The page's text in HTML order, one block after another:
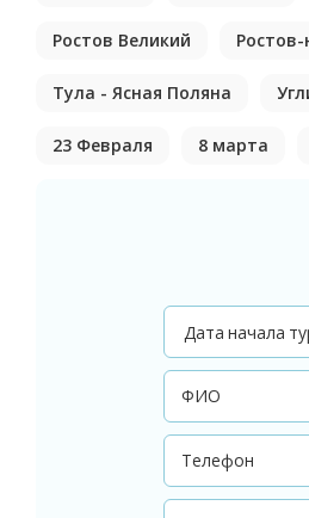
Ростов Великий
Тула - Ясная Поляна
23 Февраля 8 марта
Дата начала